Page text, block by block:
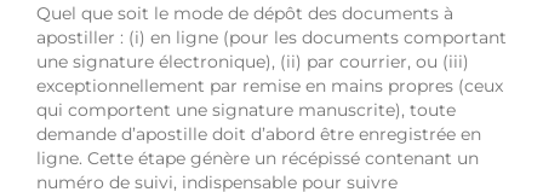
Quel que soit le mode de dépôt des documents à
apostiller : (i) en ligne (pour les documents comportant
une signature électronique), (ii) par courrier, ou (iii)
exceptionnellement par remise en mains propres (ceux
qui comportent une signature manuscrite), toute
demande d’apostille doit d’abord être enregistrée en
ligne. Cette étape génère un récépissé contenant un
numéro de suivi, indispensable pour suivre